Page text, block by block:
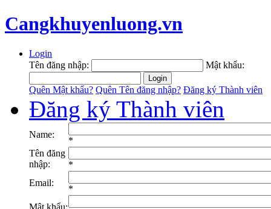
Cangkhuyenluong.vn
Login
Tên đăng nhập:
Mật khẩu:
Quên Mật khẩu? Quên Tên đăng nhập? Đăng ký Thành viên
Đăng ký Thành viên
Name:
*
Tên đăng
nhập:
*
Email:
*
Mật khẩu: